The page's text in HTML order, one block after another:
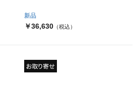
新品
￥36,630（税込）